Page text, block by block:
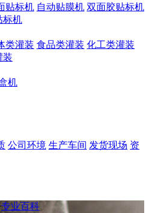
贴标机 自动贴膜机 双面胶贴标机
标机
类灌装 食品类灌装 化工类灌装
装
机
公司环境 生产车间 发货现场 资
专业百科